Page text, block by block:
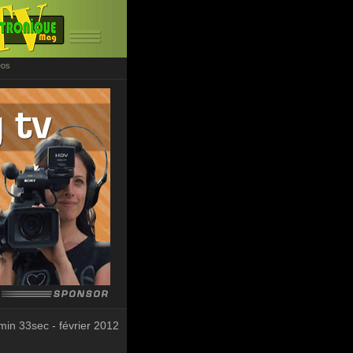
33sec - février 2012